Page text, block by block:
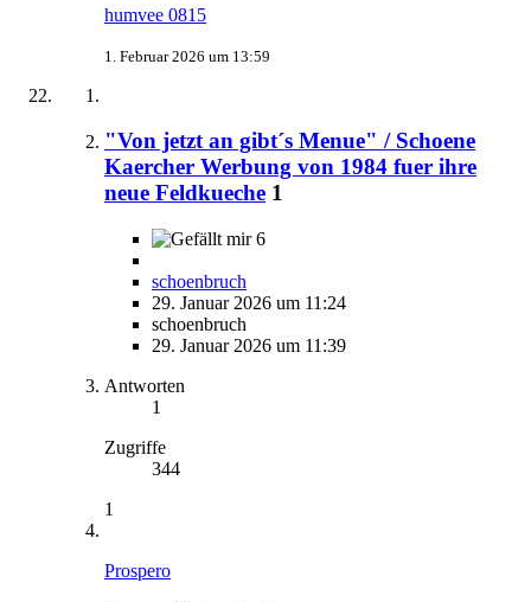
humvee 0815
1. Februar 2026 um 13:59
"Von jetzt an gibt´s Menue" / Schoene
Kaercher Werbung von 1984 fuer ihre
neue Feldkueche 1
6
schoenbruch
29. Januar 2026 um 11:24
schoenbruch
29. Januar 2026 um 11:39
Antworten
1
Zugriffe
344
1
Prospero